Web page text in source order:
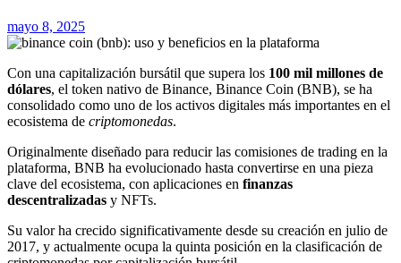
mayo 8, 2025
Con una capitalización bursátil que supera los 100 mil millones de
dólares, el token nativo de Binance, Binance Coin (BNB), se ha
consolidado como uno de los activos digitales más importantes en el
ecosistema de criptomonedas.
Originalmente diseñado para reducir las comisiones de trading en la
plataforma, BNB ha evolucionado hasta convertirse en una pieza
clave del ecosistema, con aplicaciones en finanzas
descentralizadas y NFTs.
Su valor ha crecido significativamente desde su creación en julio de
2017, y actualmente ocupa la quinta posición en la clasificación de